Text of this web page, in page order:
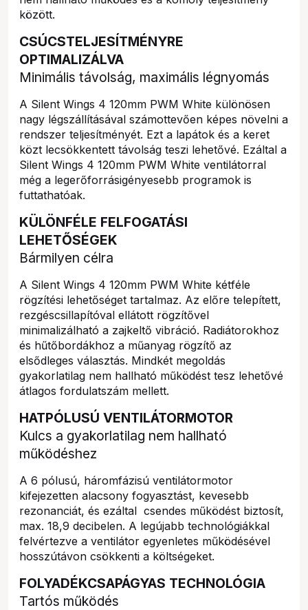
között.
CSÚCSTELJESÍTMÉNYRE
OPTIMALIZÁLVA
Minimális távolság, maximális légnyomás
A Silent Wings 4 120mm PWM White különösen
nagy légszállításával számottevően képes növelni a
rendszer teljesítményét. Ezt a lapátok és a keret
közt lecsökkentett távolság teszi lehetővé. Ezáltal a
Silent Wings 4 120mm PWM White ventilátorral
még a legerőforrásigényesebb programok is
futtathatóak.
KÜLÖNFÉLE FELFOGATÁSI
LEHETŐSÉGEK
Bármilyen célra
A Silent Wings 4 120mm PWM White kétféle
rögzítési lehetőséget tartalmaz. Az előre telepített,
rezgéscsillapítóval ellátott rögzítővel
minimalizálható a zajkeltő vibráció. Radiátorokhoz
és hűtőbordákhoz a műanyag rögzítő az
elsődleges választás. Mindkét megoldás
gyakorlatilag nem hallható működést tesz lehetővé
átlagos fordulatszám mellett.
HATPÓLUSÚ VENTILÁTORMOTOR
Kulcs a gyakorlatilag nem hallható
működéshez
A 6 pólusú, háromfázisú ventilátormotor
kifejezetten alacsony fogyasztást, kevesebb
rezonanciát, és ezáltal csendes működést biztosít,
max. 18,9 decibelen. A legújabb technológiákkal
felvértezve a ventilátor egyenletes működésével
hosszútávon csökkenti a költségeket.
FOLYADÉKCSAPÁGYAS TECHNOLÓGIA
Tartós működés